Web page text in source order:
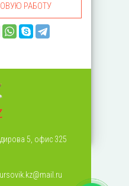
РАБОТУ
5, офис 325